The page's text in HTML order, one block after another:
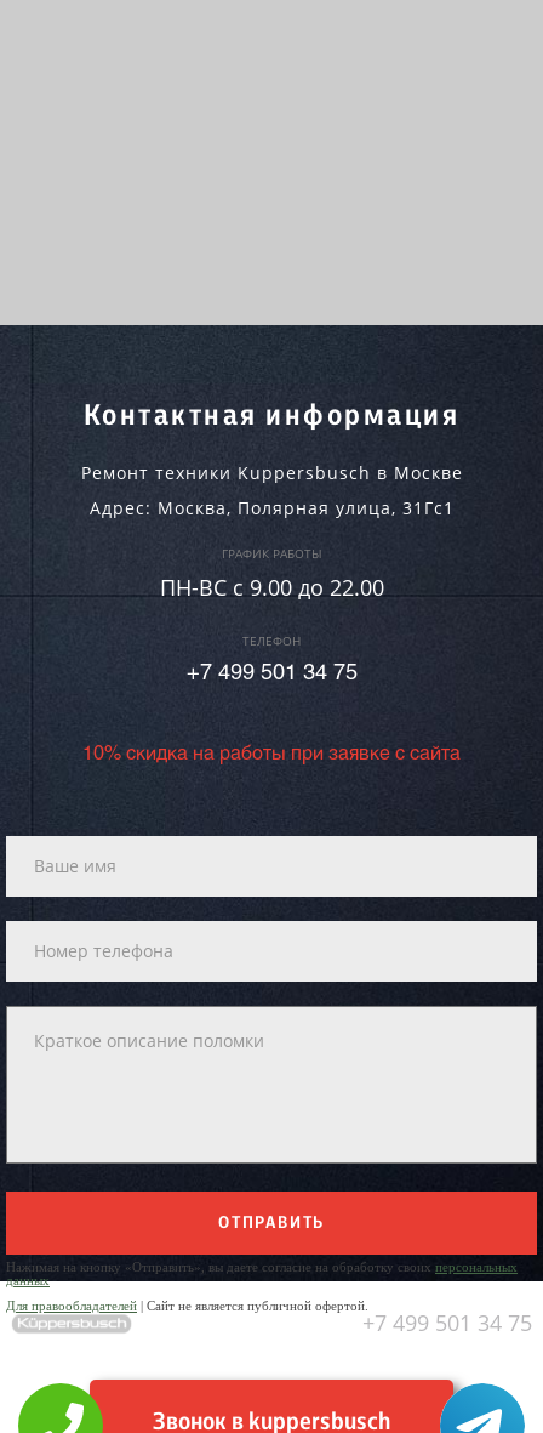
Контактная информация
Ремонт техники Kuppersbusch в Москве
Адрес: Москва, Полярная улица, 31Гс1
ГРАФИК РАБОТЫ
ПН-ВC c 9.00 до 22.00
ТЕЛЕФОН
+7 499 501 34 75
10% скидка на работы при заявке с сайта
ОТПРАВИТЬ
Нажимая на кнопку «Отправить», вы даете согласие на обработку своих персональных
данных
Для правообладателей | Сайт не является публичной офертой.
+7 499 501 34 75
Звонок в kuppersbusch